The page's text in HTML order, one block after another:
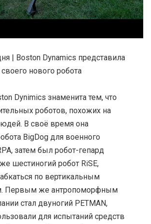
Dynimics знаменита тем, что
роботов, похожих на
В своё время она
BigDog для военного
затем был робот-гепард
шестиногий робот RiSE,
по вертикальным
Первым же антропоморфным
стал двуногий PETMAN,
для испытаний средств